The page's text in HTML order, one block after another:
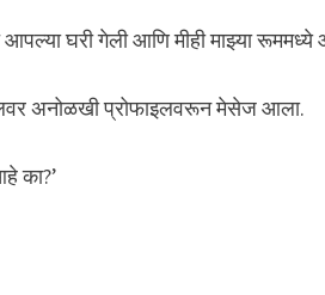
घरी गेली आणि मीही माझ्या रूममध्ये
अनोळखी प्रोफाइलवरून मेसेज आला.
का?’